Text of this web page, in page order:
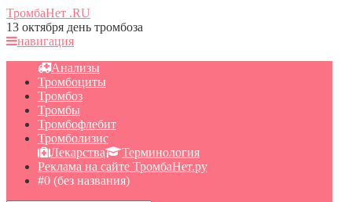
ТромбаНет .RU
13 октября день тромбоза
навигация
Анализы
Тромбоциты
Тромбоз
Тромбы
Тромбофлебит
Тромболизис
Лекарства Терминология
Реклама на сайте ТромбаНет.ру
#0 (без названия)